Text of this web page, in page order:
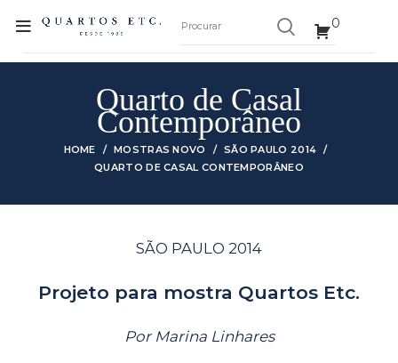
0
Quarto de Casal
Contemporâneo
HOME MOSTRAS NOVO
SÃO PAULO 2014
QUARTO DE CASAL CONTEMPORÂNEO
SÃO PAULO 2014
Projeto para mostra Quartos Etc.
Por Marina Linhares